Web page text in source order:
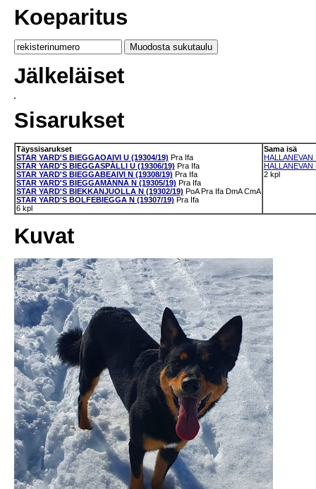
Koeparitus
Jälkeläiset
Sisarukset
Täyssisarukset
STAR YARD'S BIEGGAOAIVI U (19304/19) Pra Ifa
STAR YARD'S BIEGGASPÁLLI U (19306/19) Pra Ifa
STAR YARD'S BIEGGABEAIVI N (19308/19) Pra Ifa
STAR YARD'S BIEGGAMÁNNÁ N (19305/19) Pra Ifa
STAR YARD'S BIEKKANJUOLLA N (19302/19) PoA Pra Ifa DmA CmA
STAR YARD'S BOLFEBIEGGA N (19307/19) Pra Ifa
6 kpl
Sama isä
2 kpl
Kuvat